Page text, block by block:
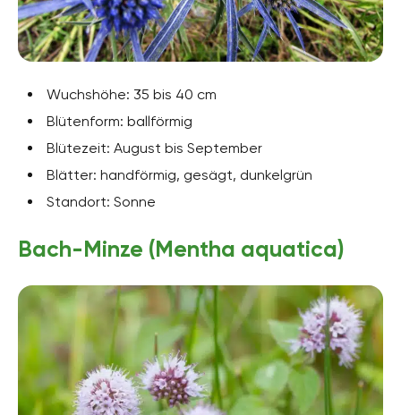
Wuchshöhe: 35 bis 40 cm
Blütenform: ballförmig
Blütezeit: August bis September
Blätter: handförmig, gesägt, dunkelgrün
Standort: Sonne
Bach-Minze (Mentha aquatica)